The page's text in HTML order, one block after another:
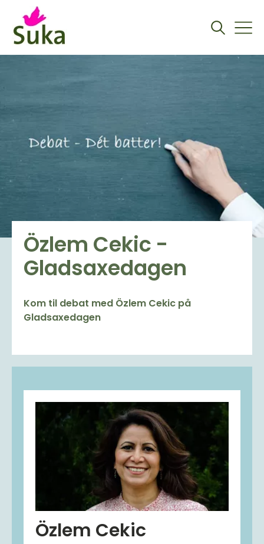
Özlem Cekic -
Gladsaxedagen
Kom til debat med Özlem Cekic på
Gladsaxedagen
Özlem Cekic